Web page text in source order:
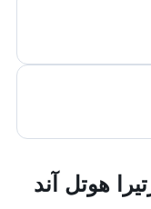
هوتل آند